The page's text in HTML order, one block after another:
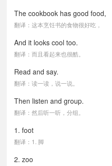
The cookbook has good food,
翻译：这本烹饪书的食物很好吃，
And it looks cool too.
翻译：而且看起来也很酷。
Read and say.
翻译：读一读，说一说。
Then listen and group.
翻译：然后听一听，分组。
1. foot
翻译：1. 脚
2. zoo